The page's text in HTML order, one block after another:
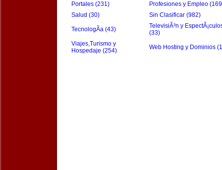
Portales (231)
Profesiones y Empleo
Salud (30)
Sin Clasificar (982)
TecnologÃ­a (43)
TelevisiÃ³n y
(33)
Viajes,Turismo y
Hospedaje (254)
Web Hosting y Dominios